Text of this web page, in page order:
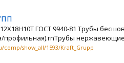
ГОСТ 9940-81 Трубы
профильная).rnТрубы
show_all/1593/Kraft_Grupp